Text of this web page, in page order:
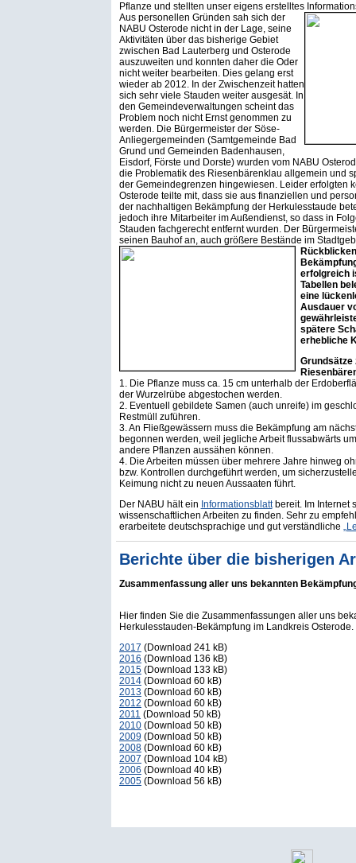
Pflanze und stellten unser eigens erstelltes
Aus personellen Gründen sah sich der
NABU Osterode nicht in der Lage, seine
Aktivitäten über das bisherige Gebiet
zwischen Bad Lauterberg und Osterode
auszuweiten und konnten daher die Oder
nicht weiter bearbeiten. Dies gelang erst
wieder ab 2012. In der Zwischenzeit hatten
sich sehr viele Stauden weiter ausgesät. In
den Gemeindeverwaltungen scheint das
Problem noch nicht Ernst genommen zu
werden. Die Bürgermeister der Söse-
Anliegergemeinden (Samtgemeinde Bad
Grund und Gemeinden Badenhausen,
Eisdorf, Förste und Dorste) wurden vom NABU
die Problematik des Riesenbärenklau allgemein und
der Gemeindegrenzen hingewiesen. Leider erfolgten
Osterode teilte mit, dass sie aus finanziellen und
der nachhaltigen Bekämpfung der Herkulesstaude
jedoch ihre Mitarbeiter im Außendienst, so dass in
Stauden fachgerecht entfernt wurden. Der
seinen Bauhof an, auch größere Bestände im
erfolgreich
Tabellen
eine
Ausdauer
spätere
erhebliche
Grundsätze
1. Die Pflanze muss ca. 15 cm unterhalb der
der Wurzelrübe abgestochen werden.
2. Eventuell gebildete Samen (auch unreife) im
Restmüll zuführen.
3. An Fließgewässern muss die Bekämpfung am
begonnen werden, weil jegliche Arbeit flussabwärts
andere Pflanzen aussähen können.
4. Die Arbeiten müssen über mehrere Jahre hinweg
bzw. Kontrollen durchgeführt werden, um
Keimung nicht zu neuen Aussaaten führt.
Der NABU hält ein Informationsblattbereit. Im Internet
wissenschaftlichen Arbeiten zu finden. Sehr zu
erarbeitete deutschsprachige und gut verständliche
Berichte über die bisherigen
Zusammenfassung aller uns bekannten
Hier finden Sie die Zusammenfassungen aller uns
Herkulesstauden-Bekämpfung im Landkreis Osterode.
2017 (Download 241 kB)
2016 (Download 136 kB)
2015 (Download 133 kB)
2014 (Download 60 kB)
2013 (Download 60 kB)
2012 (Download 60 kB)
2011 (Download 50 kB)
2010 (Download 50 kB)
2009 (Download 50 kB)
2008 (Download 60 kB)
2007 (Download 104 kB)
2006 (Download 40 kB)
2005 (Download 56 kB)